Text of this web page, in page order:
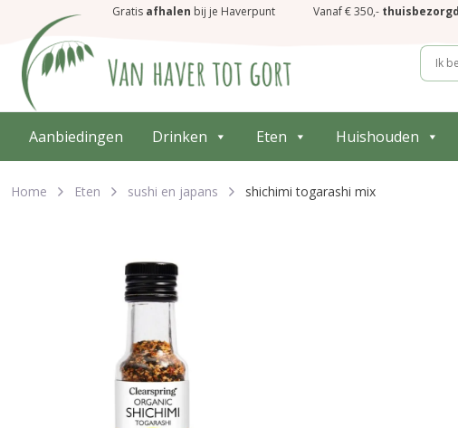
Gratis afhalen bij je Haverpunt Vanaf € 350,- thuisbezorgd
Aanbiedingen Drinken Eten Huishouden
Home Eten sushi en japans shichimi togarashi mix